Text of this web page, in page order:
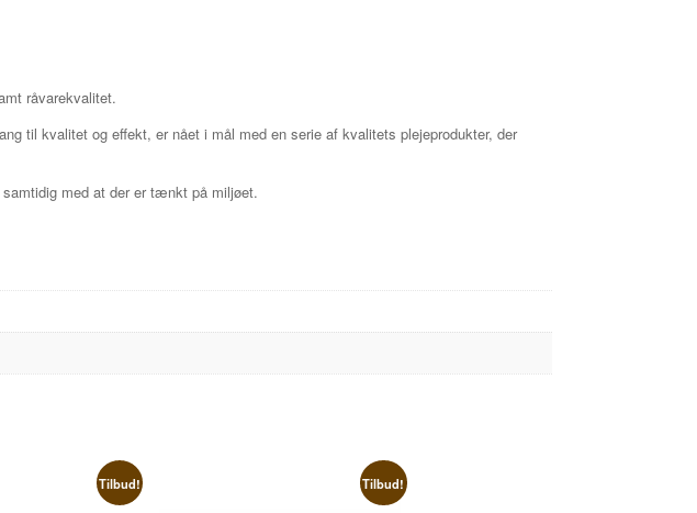
råvarekvalitet.
til kvalitet og effekt, er nået i mål med en serie af kvalitets plejeprodukter, der
med at der er tænkt på miljøet.
Tilbud! Tilbud!